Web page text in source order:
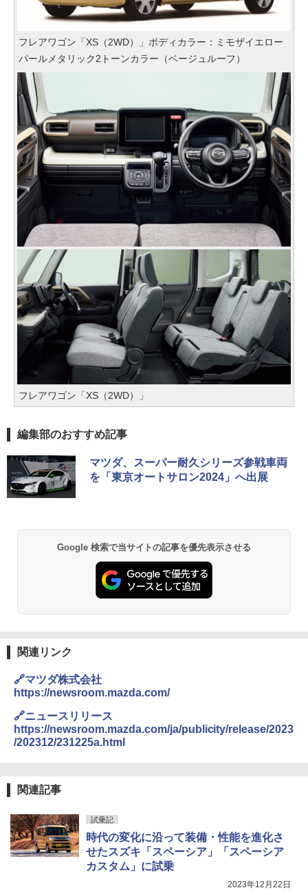
フレアワゴン「XS（2WD）」ボディカラー：ミモザイエロー
パールメタリック2トーンカラー（ベージュルーフ）
フレアワゴン「XS（2WD）」
編集部のおすすめ記事
マツダ、スーパー耐久シリーズ参戦車両
を「東京オートサロン2024」へ出展
Google 検索で当サイトの記事を優先表示させる
関連リンク
🔗マツダ株式会社
https://newsroom.mazda.com/
🔗ニュースリリース
https://newsroom.mazda.com/ja/publicity/release/2023
/202312/231225a.html
関連記事
試乗記
時代の変化に沿って装備・性能を進化さ
せたスズキ「スペーシア」「スペーシア
カスタム」に試乗
2023年12月22日